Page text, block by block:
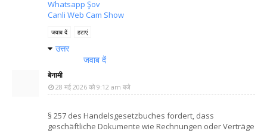
Whatsapp Şov
Canli Web Cam Show
जवाब दें हटाएं
उत्तर
जवाब दें
बेनामी
28 मई 2026 को 9:12 am बजे
§ 257 des Handelsgesetzbuches fordert, dass
geschäftliche Dokumente wie Rechnungen oder Verträge